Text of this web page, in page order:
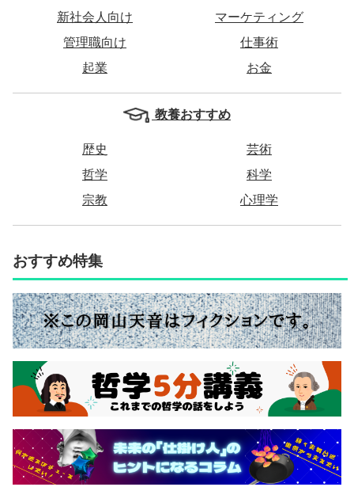
新社会人向け
マーケティング
管理職向け
仕事術
起業
お金
教養おすすめ
歴史
芸術
哲学
科学
宗教
心理学
おすすめ特集